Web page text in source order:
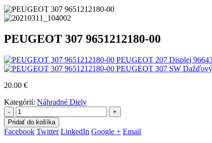
PEUGEOT 307 9651212180-00
PEUGEOT 207 Displej
PEUGEOT 307 SW
20.00 €
Kategórií: Náhradné Diely
-
+
Pridať do košíka
Facebook Twitter LinkedIn Google + Email